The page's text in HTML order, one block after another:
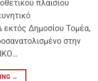
πλαισίου
εκτός Δημοσίου Τομέα,
στην
→